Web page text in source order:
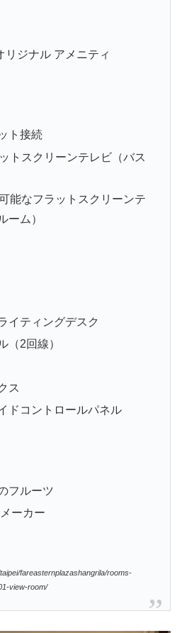
リジナル アメニティ
ト接続
トスクリーンテレビ（バス
能なフラットスクリーンテ
ーム）
イティングデスク
（2回線）
ス
ドコントロールパネル
フルーツ
ーカー
fareasternplazashangrila/rooms-
view-room/